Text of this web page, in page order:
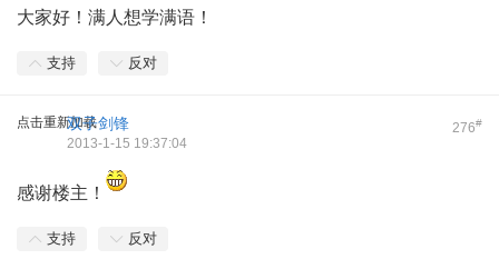
大家好！满人想学满语！
支持 反对
点击重新加载 276#
双子剑锋
2013-1-15 19:37:04
感谢楼主！
支持 反对